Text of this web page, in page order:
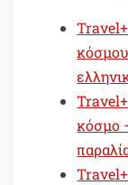
κόσμο